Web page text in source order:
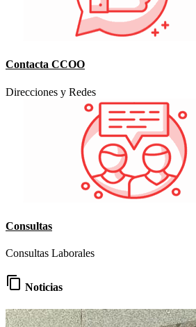
Contacta CCOO
Direcciones y Redes
Consultas
Consultas Laborales
content_copy Noticias